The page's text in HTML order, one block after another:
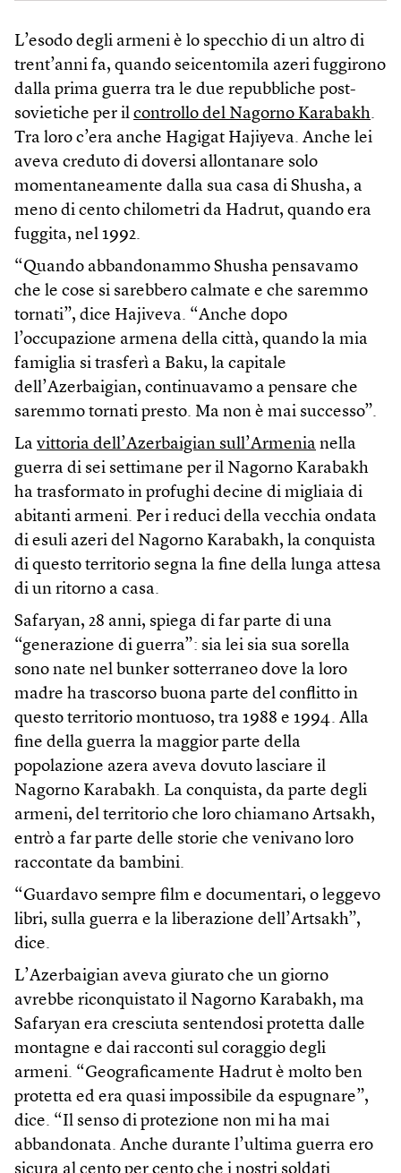
L’esodo degli armeni è lo specchio di un altro di
trent’anni fa, quando seicentomila azeri fuggirono
dalla prima guerra tra le due repubbliche post-
sovietiche per il controllo del Nagorno Karabakh.
Tra loro c’era anche Hagigat Hajiyeva. Anche lei
aveva creduto di doversi allontanare solo
momentaneamente dalla sua casa di Shusha, a
meno di cento chilometri da Hadrut, quando era
fuggita, nel 1992.
“Quando abbandonammo Shusha pensavamo
che le cose si sarebbero calmate e che saremmo
tornati”, dice Hajiveva. “Anche dopo
l’occupazione armena della città, quando la mia
famiglia si trasferì a Baku, la capitale
dell’Azerbaigian, continuavamo a pensare che
saremmo tornati presto. Ma non è mai successo”.
La vittoria dell’Azerbaigian sull’Armenia nella
guerra di sei settimane per il Nagorno Karabakh
ha trasformato in profughi decine di migliaia di
abitanti armeni. Per i reduci della vecchia ondata
di esuli azeri del Nagorno Karabakh, la conquista
di questo territorio segna la fine della lunga attesa
di un ritorno a casa.
Safaryan, 28 anni, spiega di far parte di una
“generazione di guerra”: sia lei sia sua sorella
sono nate nel bunker sotterraneo dove la loro
madre ha trascorso buona parte del conflitto in
questo territorio montuoso, tra 1988 e 1994. Alla
fine della guerra la maggior parte della
popolazione azera aveva dovuto lasciare il
Nagorno Karabakh. La conquista, da parte degli
armeni, del territorio che loro chiamano Artsakh,
entrò a far parte delle storie che venivano loro
raccontate da bambini.
“Guardavo sempre film e documentari, o leggevo
libri, sulla guerra e la liberazione dell’Artsakh”,
dice.
L’Azerbaigian aveva giurato che un giorno
avrebbe riconquistato il Nagorno Karabakh, ma
Safaryan era cresciuta sentendosi protetta dalle
montagne e dai racconti sul coraggio degli
armeni. “Geograficamente Hadrut è molto ben
protetta ed era quasi impossibile da espugnare”,
dice. “Il senso di protezione non mi ha mai
abbandonata. Anche durante l’ultima guerra ero